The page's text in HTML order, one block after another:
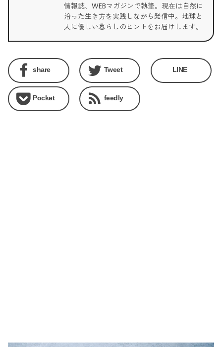
情報誌、WEBマガジンで執筆。現在は自然に
沿った生き方を実践しながら発信中。地球と
人に優しい暮らしのヒントをお届けします。
share Tweet LINE
Pocket feedly